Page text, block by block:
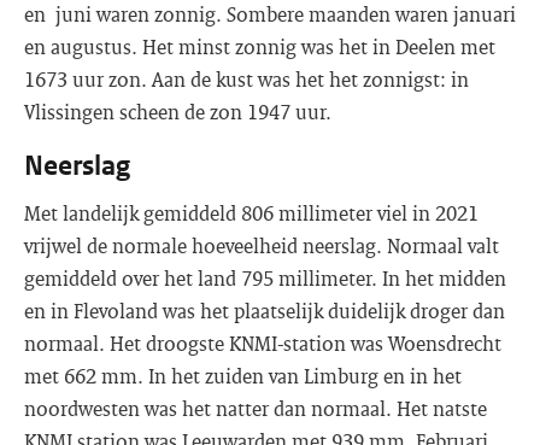
en juni waren zonnig. Sombere maanden waren januari
en augustus. Het minst zonnig was het in Deelen met
1673 uur zon. Aan de kust was het het zonnigst: in
Vlissingen scheen de zon 1947 uur.
Neerslag
Met landelijk gemiddeld 806 millimeter viel in 2021
vrijwel de normale hoeveelheid neerslag. Normaal valt
gemiddeld over het land 795 millimeter. In het midden
en in Flevoland was het plaatselijk duidelijk droger dan
normaal. Het droogste KNMI-station was Woensdrecht
met 662 mm. In het zuiden van Limburg en in het
noordwesten was het natter dan normaal. Het natste